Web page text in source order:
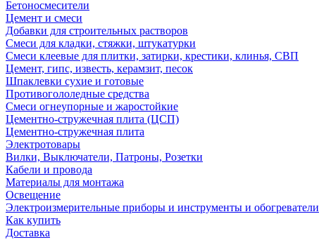
Бетоносмесители
Цемент и смеси
Добавки для строительных растворов
Смеси для кладки, стяжки, штукатурки
Смеси клеевые для плитки, затирки, крестики, клинья, СВП
Цемент, гипс, известь, керамзит, песок
Шпаклевки сухие и готовые
Противогололедные средства
Смеси огнеупорные и жаростойкие
Цементно-стружечная плита (ЦСП)
Цементно-стружечная плита
Электротовары
Вилки, Выключатели, Патроны, Розетки
Кабели и провода
Материалы для монтажа
Освещение
Электроизмерительные приборы и инструменты и обогреватели
Как купить
Доставка